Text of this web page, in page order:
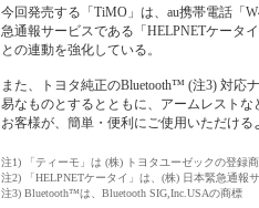
今回発売する「TiMO」は、au携帯電話「
急通報サービスである「HELPNETケータ
との連動を強化している。
また、トヨタ純正のBluetooth™ (注3) 対応
易なものとするとともに、アームレストな
お客様が、簡単・便利にご使用いただける
注1)
「ティーモ」は (株) トヨタユーゼックの登録
注2)
「HELPNETケータイ」は、(株) 日本緊急通報
注3) Bluetooth™は、Bluetooth SIG,Inc.USAの商標